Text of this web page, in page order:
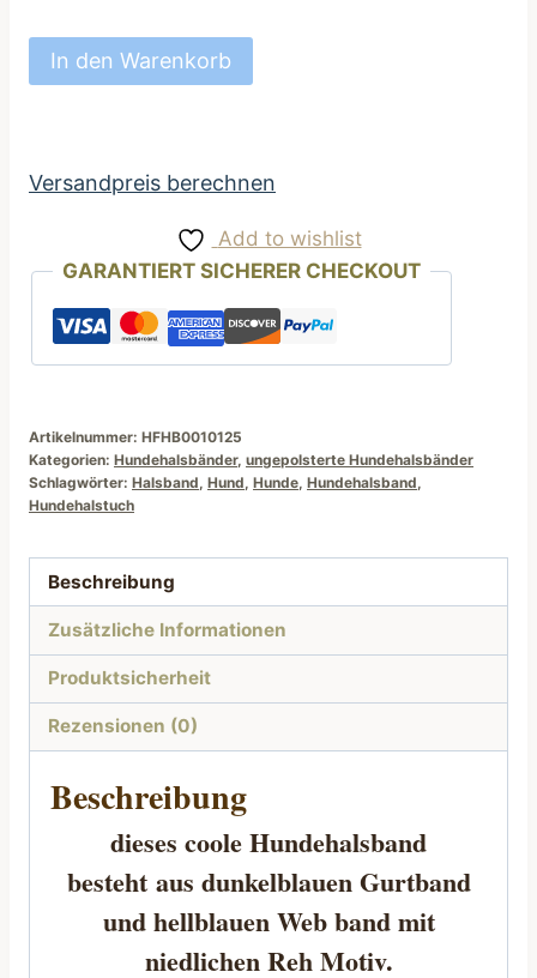
Hundehalsband
cool
Hunde
45
cm
dunkelblau
Menge
In den Warenkorb
Versandpreis berechnen
Add to wishlist
GARANTIERT SICHERER CHECKOUT
Artikelnummer: HFHB0010125
Kategorien: Hundehalsbänder, ungepolsterte Hundehalsbänder
Schlagwörter: Halsband, Hund, Hunde, Hundehalsband,
Hundehalstuch
Beschreibung
Zusätzliche Informationen
Produktsicherheit
Rezensionen (0)
Beschreibung
dieses cooleHundehalsband
besteht aus dunkelblauen Gurtband
und hellblauen Web band mit
niedlichen Reh Motiv.